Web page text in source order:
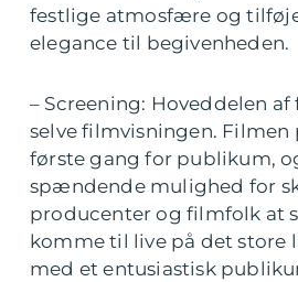
festlige atmosfære og
elegance til begivenheden.
– Screening: Hoveddelen
selve filmvisningen.
første gang for publikum,
spændende mulighed for
producenter og filmfolk at
komme til live på det store
med et entusiastisk